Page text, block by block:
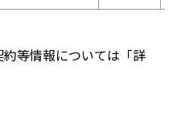
約等情報については「詳